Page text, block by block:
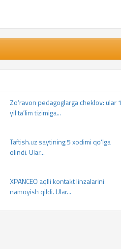
Zo‘ravon pedagoglarga cheklov: ular 1
yil ta’lim tizimiga...
Taftish.uz saytining 5 xodimi qo‘lga
olindi. Ular...
XPANCEO aqlli kontakt linzalarini
namoyish qildi. Ular...